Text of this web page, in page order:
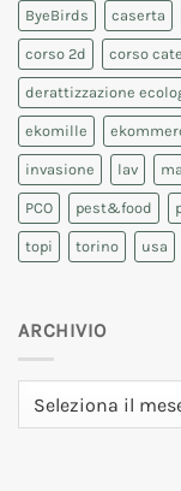
ByeBirds caserta
corso 2d corso
derattizzazione
ekomille
invasione lav
PCO pest&food
topi torino usa
ARCHIVIO